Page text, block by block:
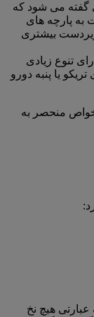
گفته می شود که
به پارچه های
بیشتری
تنوع زیادی
یا پنبه دورو
خواص منحصر به
عبارتی هیچ نخ